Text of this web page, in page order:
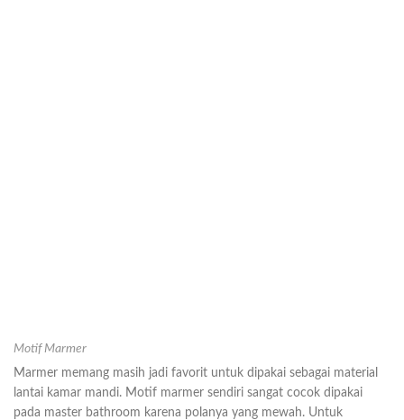
Motif Marmer
Marmer memang masih jadi favorit untuk dipakai sebagai material
lantai kamar mandi. Motif marmer sendiri sangat cocok dipakai
pada master bathroom karena polanya yang mewah. Untuk